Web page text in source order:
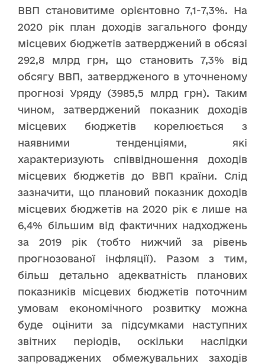
ВВП становитиме орієнтовно 7,1-7,3%. На
2020 рік план доходів загального фонду
місцевих бюджетів затверджений в обсязі
292,8 млрд грн, що становить 7,3% від
обсягу ВВП, затвердженого в уточненому
прогнозі Уряду (3985,5 млрд грн). Таким
чином, затверджений показник доходів
місцевих бюджетів корелюється з
наявними тенденціями, які
характеризують співвідношення доходів
місцевих бюджетів до ВВП країни. Слід
зазначити, що плановий показник доходів
місцевих бюджетів на 2020 рік є лише на
6,4% більшим від фактичних надходжень
за 2019 рік (тобто нижчий за рівень
прогнозованої інфляції). Разом з тим,
більш детально адекватність планових
показників місцевих бюджетів поточним
умовам економічного розвитку можна
буде оцінити за підсумками наступних
звітних періодів, оскільки наслідки
запроваджених обмежувальних заходів